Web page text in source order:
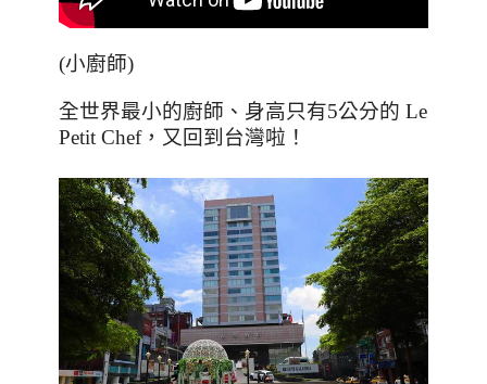
(小廚師)
全世界最小的廚師、身高只有5公分的 Le
Petit Chef，又回到台灣啦！